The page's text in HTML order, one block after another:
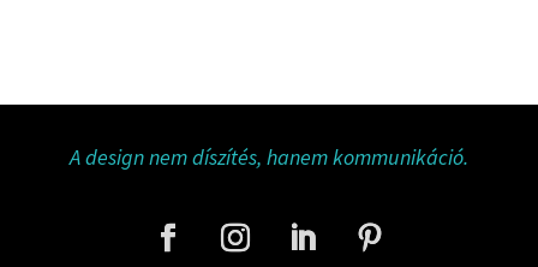
A design nem díszítés, hanem kommunikáció.